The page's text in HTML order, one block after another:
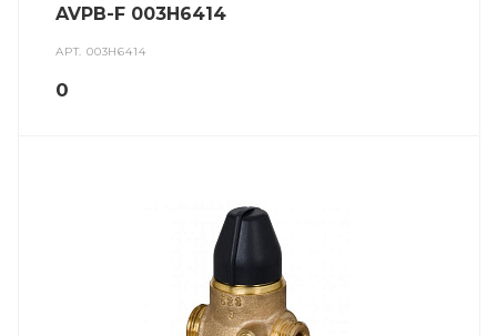
AVPB-F 003H6414
АРТ.003H6414
0